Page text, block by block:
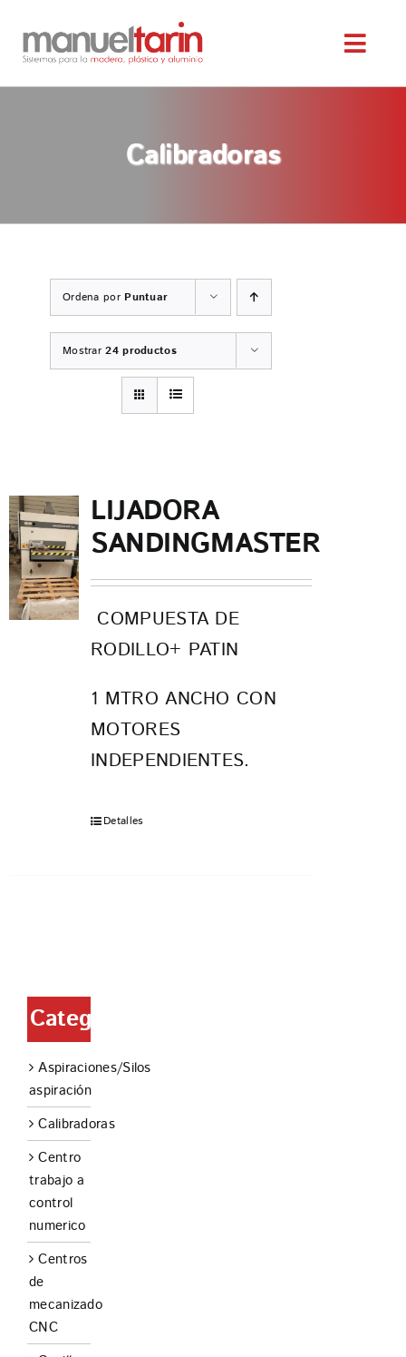
SERVICIOS
MAQUINARIA OCASIÓN
SERVICIO TÉCNICO
Calibradoras
Ordena por Puntuar
Mostrar24 productos
LIJADORA
SANDINGMASTER
COMPUESTA DE
RODILLO+ PATIN
1 MTRO ANCHO CON
MOTORES
INDEPENDIENTES.
Detalles
Categorías
Aspiraciones/Silos
aspiración
Calibradoras
Centro
trabajo a
control
numerico
Centros
de
mecanizado
CNC